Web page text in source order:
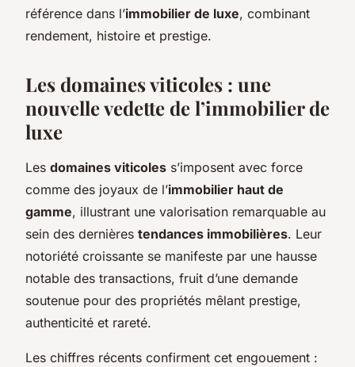
référence dans l’immobilier de luxe, combinant
rendement, histoire et prestige.
Les domaines viticoles : une
nouvelle vedette de l’immobilier de
luxe
Les domaines viticoles s’imposent avec force
comme des joyaux de l’immobilier haut de
gamme, illustrant une valorisation remarquable au
sein des dernières tendances immobilières. Leur
notoriété croissante se manifeste par une hausse
notable des transactions, fruit d’une demande
soutenue pour des propriétés mêlant prestige,
authenticité et rareté.
Les chiffres récents confirment cet engouement :